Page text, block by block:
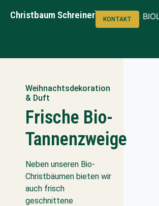
Christbaum Schreiner KONTAKT
Weihnachtsdekoration
& Duft
Frische Bio-
Tannenzweige
Neben unseren Bio-
Christbäumen bieten wir
auch frisch
geschnittene